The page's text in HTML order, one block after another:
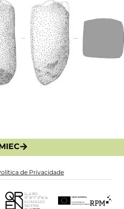
de Privacidade